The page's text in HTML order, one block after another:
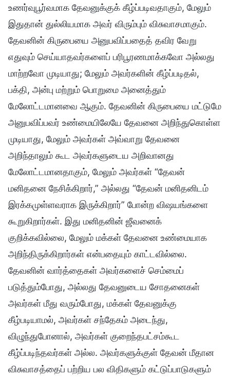
உணர்வுபூர்வமாக தேவனுக்குக் கீழ்ப்படிவதாகும், மேலும்
இதுதான் துல்லியமாக அவர் விரும்பும் விசுவாசமாகும்.
தேவனின் கிருபையை அனுபவிப்பதைத் தவிர வேறு
எதுவும் செய்யாதவர்களைப் பரிபூரணமாக்கவோ அல்லது
மாற்றவோ முடியாது; மேலும் அவர்களின் கீழ்ப்படிதல்,
பக்தி, அன்பு மற்றும் பொறுமை அனைத்தும்
மேலோட்டமானவை ஆகும். தேவனின் கிருபையை மட்டுமே
அனுபவிப்பவர் உண்மையிலேயே தேவனை அறிந்துகொள்ள
முடியாது, மேலும் அவர்கள் அவ்வாறு தேவனை
அறிந்தாலும் கூட அவர்களுடைய அறிவானது
மேலோட்டமானதாகும், மேலும் அவர்கள் “தேவன்
மனிதனை நேசிக்கிறார்,” அல்லது “தேவன் மனிதனிடம்
இரக்கமுள்ளவராக இருக்கிறார்” போன்ற விஷயங்களை
கூறுகிறார்கள். இது மனிதனின் ஜீவனைக்
குறிக்கவில்லை, மேலும் மக்கள் தேவனை உண்மையாக
அறிந்திருக்கிறார்கள் என்பதையும் காட்டவில்லை.
தேவனின் வார்த்தைகள் அவர்களைச் செம்மைப்
படுத்தும்போது, அல்லது தேவனுடைய சோதனைகள்
அவர்கள் மீது வரும்போது, மக்கள் தேவனுக்கு
கீழ்படியாமல், அவர்கள் சந்தேகம் அடைந்து,
விழுந்துபோனால், அவர்கள் குறைந்தபட்சம்கூட
கீழ்ப்படிந்தவர்கள் அல்ல. அவர்களுக்குள் தேவன் மீதான
விசுவாசத்தைப் பற்றிய பல விதிகளும் கட்டுப்பாடுகளும்